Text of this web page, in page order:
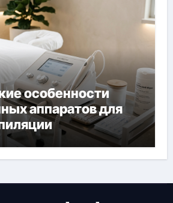
особенности
аппаратов для